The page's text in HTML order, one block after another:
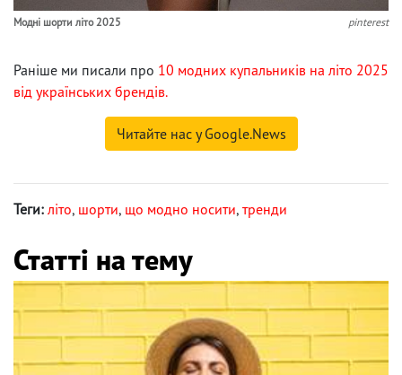
Модні шорти літо 2025 pinterest
Раніше ми писали про 10 модних купальників на літо 2025
від українських брендів.
Читайте нас у Google.News
Теги: літо, шорти, що модно носити, тренди
Статті на тему